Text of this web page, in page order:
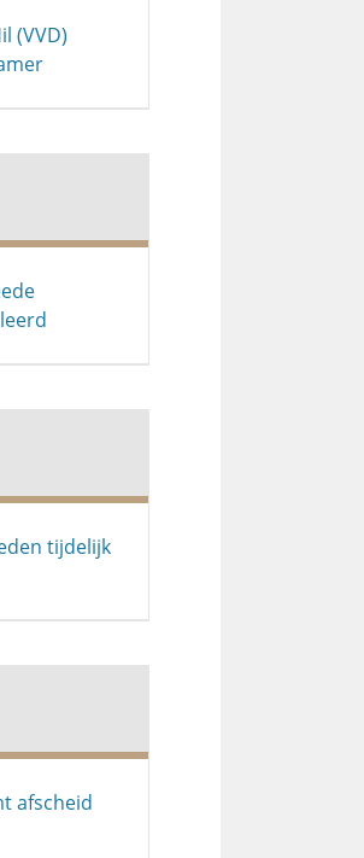
(VVD)
tijdelijk
afscheid